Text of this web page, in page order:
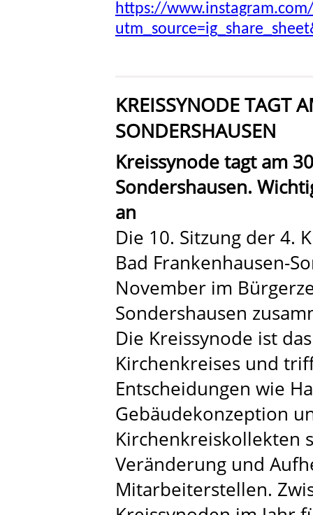
https://
KREISSYNODE TAGT
SONDERSHAUSEN
Kreissynode tagt am
Sondershausen.
an
Die 10. Sitzung der 4.
Bad Frankenhausen-
November im
Sondershausen
Die Kreissynode ist
Kirchenkreises und
Entscheidungen wie
Gebäudekonzeption
Kirchenkreiskollekten
Veränderung und
Mitarbeiterstellen.